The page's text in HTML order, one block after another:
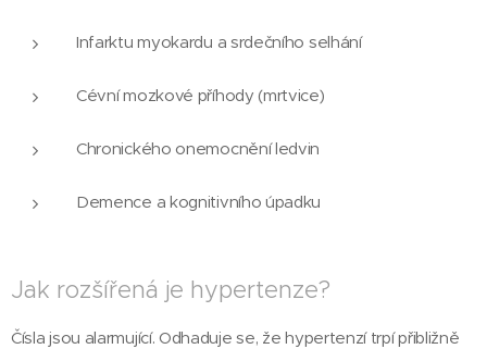
Infarktu myokardu a srdečního selhání
Cévní mozkové příhody (mrtvice)
Chronického onemocnění ledvin
Demence a kognitivního úpadku
Jak rozšířená je hypertenze?
Čísla jsou alarmující. Odhaduje se, že hypertenzí trpí přibližně